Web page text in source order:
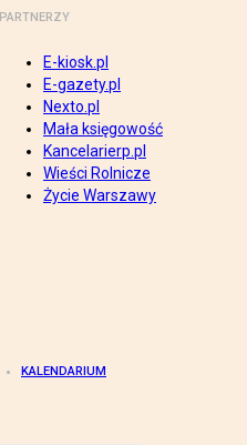
PARTNERZY
E-kiosk.pl
E-gazety.pl
Nexto.pl
Mała księgowość
Kancelarierp.pl
Wieści Rolnicze
Życie Warszawy
KALENDARIUM